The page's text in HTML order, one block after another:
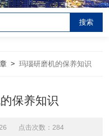
>玛瑙研磨机的保养知识
保养知识
26 点击次数：284